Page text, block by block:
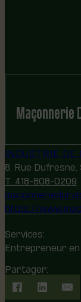
Maçonnerie
INDUSTRIE DE
8, Rue Dufresne,
T. 418-808-0209
https://
Services:
Entrepreneur
Partager: